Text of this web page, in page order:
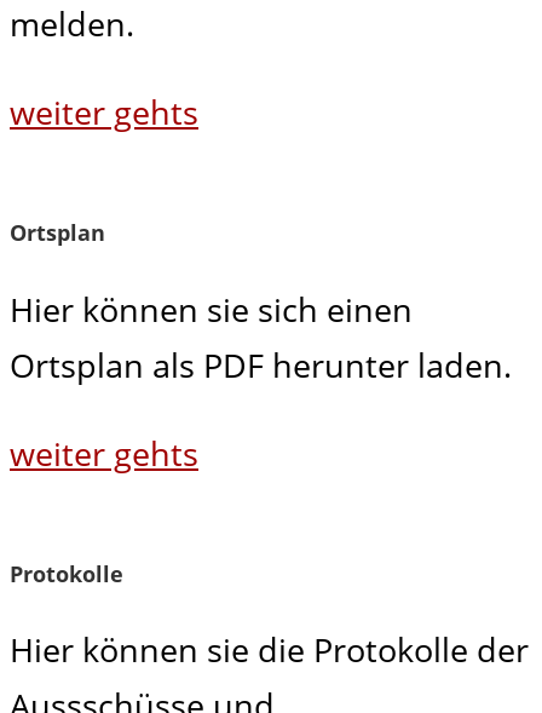
melden.
weiter gehts
Ortsplan
Hier können sie sich einen
Ortsplan als PDF herunter laden.
weiter gehts
Protokolle
Hier können sie die Protokolle der